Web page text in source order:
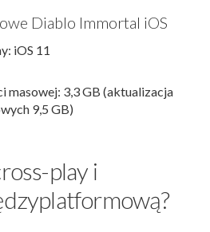
Diablo Immortal iOS
iOS 11
masowej: 3,3 GB (aktualizacja
9,5 GB)
play i